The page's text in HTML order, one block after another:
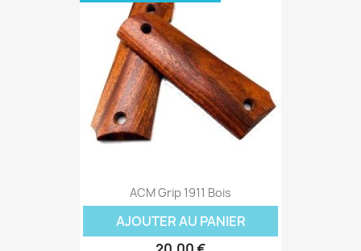
ACM Grip 1911 Bois
AJOUTER AU PANIER